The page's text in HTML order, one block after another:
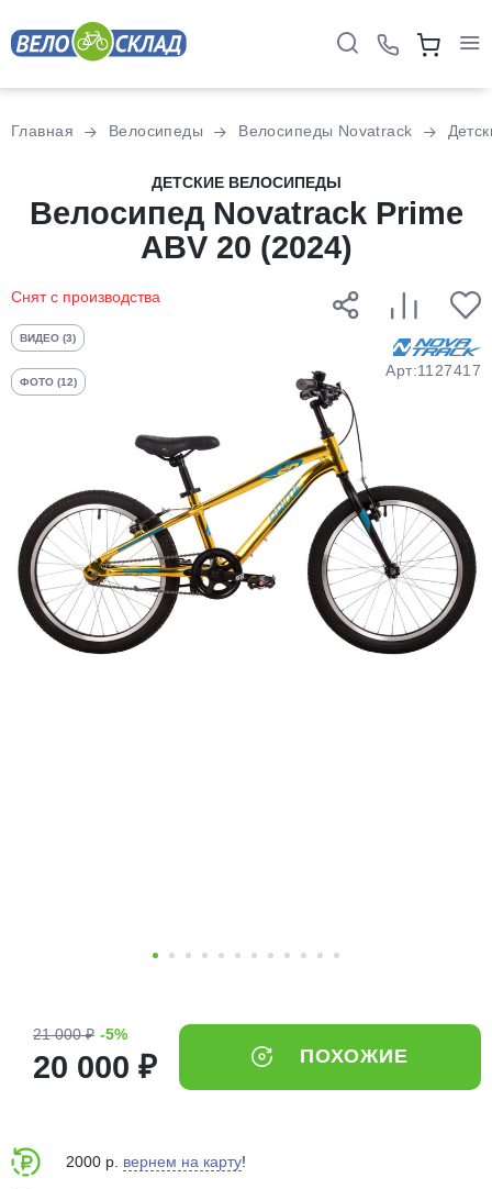
Главная Велосипеды Велосипеды Novatrack
ДЕТСКИЕ ВЕЛОСИПЕДЫ
Велосипед Novatrack Prime
ABV 20 (2024)
Снят с производства
ВИДЕО (3)
ФОТО (12)
Арт:1127417
21 000 ₽ -5%
20 000 ₽ ПОХОЖИЕ
2000 р. вернем на карту!
Разбейте
оплатуна части
без переплат
График платежей
Добавляйте товары
в корзину
Оплачивайте сегодня только
25% картой любого банка
plait.ru